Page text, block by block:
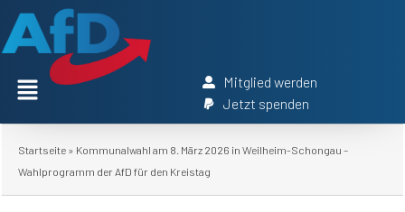
Mitglied werden
Jetzt spenden
Startseite » Kommunalwahl am 8. März 2026 in Weilheim-Schongau –
Wahlprogramm der AfD für den Kreistag